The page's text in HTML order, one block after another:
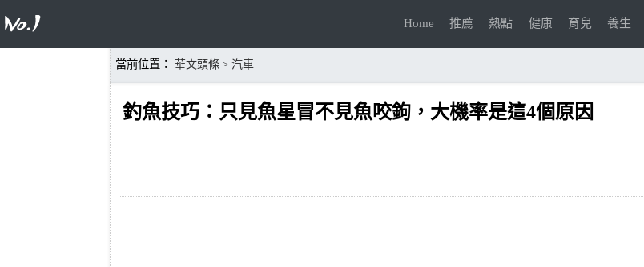
Home 推薦 熱點 健康 育兒 養生
當前位置： 華文頭條 > 汽車
釣魚技巧：只見魚星冒不見魚咬鉤，大機率是這4個原因